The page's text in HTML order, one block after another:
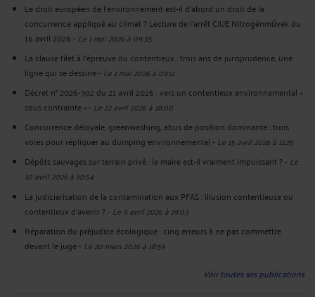
Le droit européen de l'environnement est-il d'abord un droit de la
concurrence appliqué au climat ? Lecture de l'arrêt CJUE Nitrogénművek du
16 avril 2026- Le 1 mai 2026 à 09:35
La clause filet à l'épreuve du contentieux : trois ans de jurisprudence, une
ligne qui se dessine- Le 1 mai 2026 à 09:11
Décret n° 2026-302 du 21 avril 2026 : vers un contentieux environnemental «
sous contrainte »- Le 22 avril 2026 à 18:00
Concurrence déloyale, greenwashing, abus de position dominante : trois
voies pour répliquer au dumping environnemental- Le 15 avril 2026 à 11:25
Dépôts sauvages sur terrain privé : le maire est-il vraiment impuissant ?- Le
10 avril 2026 à 10:54
La judiciarisation de la contamination aux PFAS : illusion contentieuse ou
contentieux d'avenir ?- Le 9 avril 2026 à 19:03
Réparation du préjudice écologique : cinq erreurs à ne pas commettre
devant le juge- Le 20 mars 2026 à 18:59
Voir toutes ses publications